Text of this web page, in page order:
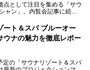
点として注目を集める「サウ
ャン」。内覧会記事に続
はもちろん、リラックスス
ェック。新横浜エリアで日
ライブやスポーツ観戦遠征組
ート＆スパ ブルーオー
ウナの魅力を徹底レポー
の「サウナリゾート＆スパ